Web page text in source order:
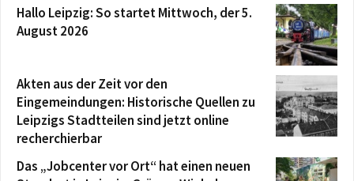
Hallo Leipzig: So startet Mittwoch, der 5.
August 2026
Akten aus der Zeit vor den
Eingemeindungen: Historische Quellen zu
Leipzigs Stadtteilen sind jetzt online
recherchierbar
Das „Jobcenter vor Ort“ hat einen neuen